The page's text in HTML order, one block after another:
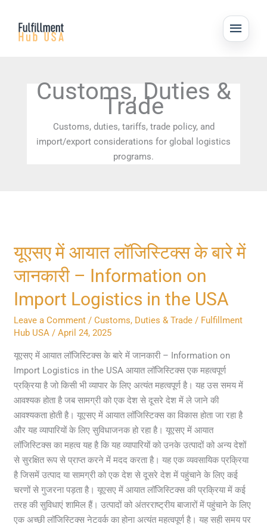
content
Customs, Duties &
Trade
Customs, duties, tariffs, trade policy, and
import/export considerations for global logistics
programs.
यूएसए में आयात लॉजिस्टिक्स के बारे में
जानकारी – Information on
Import Logistics in the USA
Leave a Comment /Customs, Duties & Trade / Fulfillment
Hub USA /April 24, 2025
यूएसए में आयात लॉजिस्टिक्स के बारे में जानकारी – Information on
Import Logistics in the USA आयात लॉजिस्टिक्स एक महत्वपूर्ण
प्रक्रिया है जो किसी भी व्यापार के लिए अत्यंत महत्वपूर्ण है। यह उस समय में
आवश्यक होता है जब सामग्री को एक देश से दूसरे देश में ले जाने की
आवश्यकता होती है। यूएसए में आयात लॉजिस्टिक्स का विकास होता जा रहा है
और यह व्यापारियों के लिए सुविधाजनक हो रहा है। यूएसए में आयात
लॉजिस्टिक्स का महत्व यह है कि यह व्यापारियों को उनके उत्पादों को अन्य देशों
से सुरक्षित रूप से प्राप्त करने में मदद करता है। यह एक व्यवसायिक प्रक्रिया
है जिसमें उत्पाद या सामग्री को एक देश से दूसरे देश में पहुंचाने के लिए कई
चरणों से गुजरना पड़ता है। यूएसए में आयात लॉजिस्टिक्स की प्रक्रिया में कई
तरह की सुविधाएं शामिल हैं। उत्पादों को अंतरराष्ट्रीय बाजारों में पहुंचाने के लिए
एक अच्छी लॉजिस्टिक्स नेटवर्क का होना अत्यंत महत्वपूर्ण है। यह सही समय पर
यूएसए
आयात
लॉजिस्टिक्स
के
बारे
में
जानकारी
–
Information
on
Import
Logistics
in
the
USA